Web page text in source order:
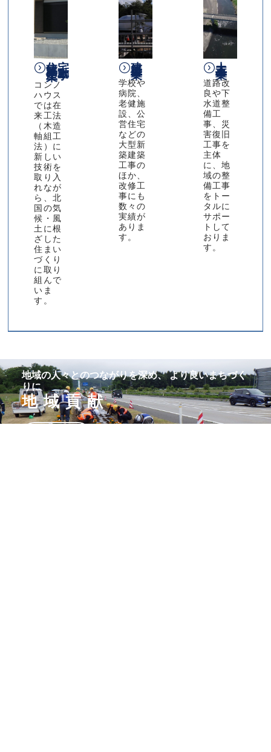
住宅
建
築・
不動
産事
業
コンノ
ハウス
では在
来工法
（木造
軸組工
法）に
新しい
技術を
取り入
れなが
ら、北
国の気
候・風
土に根
ざした
住まい
づくり
に取り
組んで
いま
す。
建
築
工
事
業
学校や
病院、
老健施
設、公
営住宅
などの
大型新
築建築
工事の
ほか、
改修工
事にも
数々の
実績が
ありま
す。
土
木
工
事
業
道路改
良や下
水道整
備工
事、災
害復旧
工事を
主体
に、地
域の整
備工事
をトー
タルに
サポー
トして
おりま
す。
地域の人々とのつながりを深め、 より良いまちづく
りに
地域貢献